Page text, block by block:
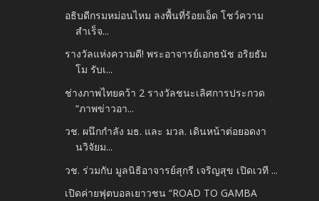
อธิบดีกรมหม่อนไหม ลงพื้นที่ร้อยเอ็ด โชว์ความ
สำเร็จ...
รางวัลแห่งความดี! พระอาจารย์เอกธนัช อริยธัม
โม รับเ...
ช่างภาพไทยคว้า 2 รางวัลชนะเลิศการประกวด
“ภาพข่าวอา...
วช. ผนึกกำลัง มธ. และ มวล. เดินหน้าต่อยอดงา
นวิจัยม...
วช. ร่วมกับ มูลนิธิอาจารย์สุกรี เจริญสุข เปิดเวที ...
เปิดค่ายฟุตบอลเยาวชน “ROAD TO GAMBA